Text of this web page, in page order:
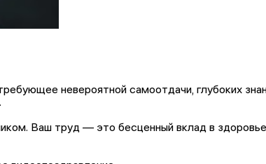
невероятной самоотдачи, глубоких
Ваш труд — это бесценный вклад в